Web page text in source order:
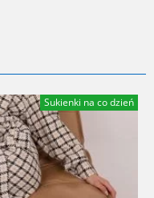
Sukienki na co dzień